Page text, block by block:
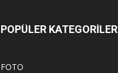
POPÜLER KATEGORİLER
FOTO